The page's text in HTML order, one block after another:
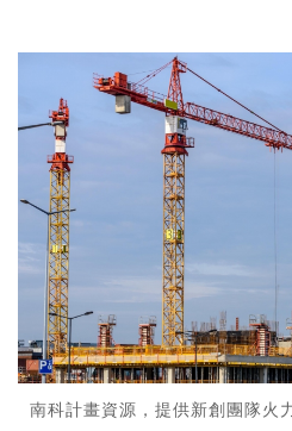
南科計畫資源，提供新創團隊火